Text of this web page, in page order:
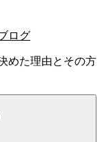
ログ
めた理由とその方